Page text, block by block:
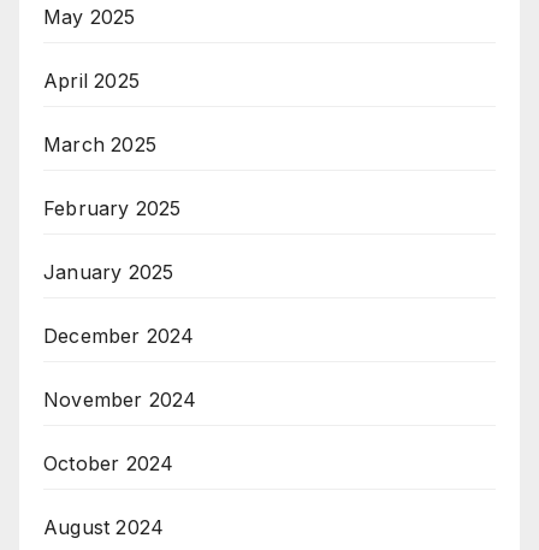
May 2025
April 2025
March 2025
February 2025
January 2025
December 2024
November 2024
October 2024
August 2024